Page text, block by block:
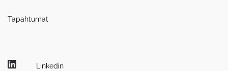
Tapahtumat
Linkedin